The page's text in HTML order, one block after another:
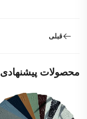
قبلی
محصولات پیشنهادی